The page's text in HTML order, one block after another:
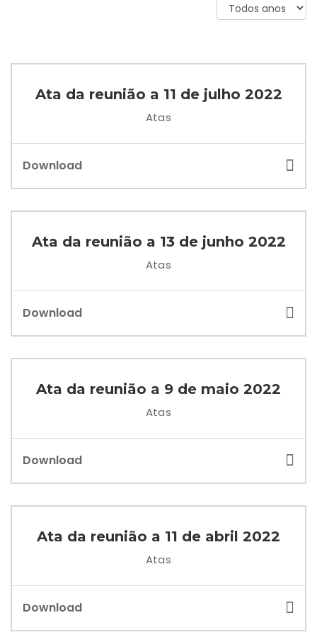
Ata da reunião a 11 de julho 2022
Atas
Download
Ata da reunião a 13 de junho 2022
Atas
Download
Ata da reunião a 9 de maio 2022
Atas
Download
Ata da reunião a 11 de abril 2022
Atas
Download